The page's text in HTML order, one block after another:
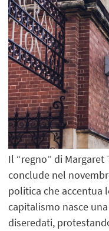
Il “regno” di
conclude nel
politica che accentua
capitalismo nasce
diseredati,